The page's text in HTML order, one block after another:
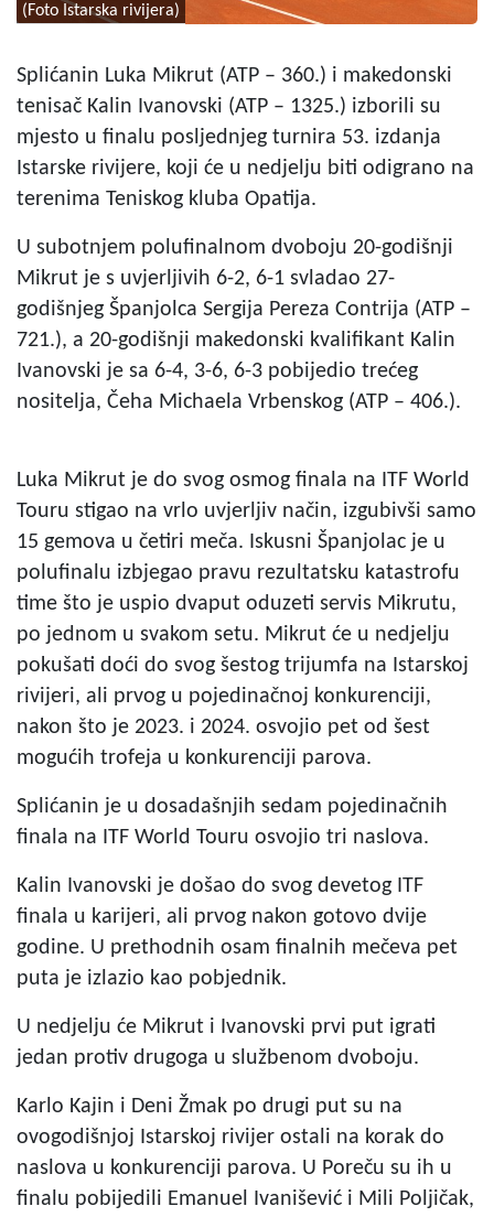
(Foto Istarska rivijera)
Splićanin Luka Mikrut (ATP – 360.) i makedonski
tenisač Kalin Ivanovski (ATP – 1325.) izborili su
mjesto u finalu posljednjeg turnira 53. izdanja
Istarske rivijere, koji će u nedjelju biti odigrano na
terenima Teniskog kluba Opatija.
U subotnjem polufinalnom dvoboju 20-godišnji
Mikrut je s uvjerljivih 6-2, 6-1 svladao 27-
godišnjeg Španjolca Sergija Pereza Contrija (ATP –
721.), a 20-godišnji makedonski kvalifikant Kalin
Ivanovski je sa 6-4, 3-6, 6-3 pobijedio trećeg
nositelja, Čeha Michaela Vrbenskog (ATP – 406.).
Luka Mikrut je do svog osmog finala na ITF World
Touru stigao na vrlo uvjerljiv način, izgubivši samo
15 gemova u četiri meča. Iskusni Španjolac je u
polufinalu izbjegao pravu rezultatsku katastrofu
time što je uspio dvaput oduzeti servis Mikrutu,
po jednom u svakom setu. Mikrut će u nedjelju
pokušati doći do svog šestog trijumfa na Istarskoj
rivijeri, ali prvog u pojedinačnoj konkurenciji,
nakon što je 2023. i 2024. osvojio pet od šest
mogućih trofeja u konkurenciji parova.
Splićanin je u dosadašnjih sedam pojedinačnih
finala na ITF World Touru osvojio tri naslova.
Kalin Ivanovski je došao do svog devetog ITF
finala u karijeri, ali prvog nakon gotovo dvije
godine. U prethodnih osam finalnih mečeva pet
puta je izlazio kao pobjednik.
U nedjelju će Mikrut i Ivanovski prvi put igrati
jedan protiv drugoga u službenom dvoboju.
Karlo Kajin i Deni Žmak po drugi put su na
ovogodišnjoj Istarskoj rivijer ostali na korak do
naslova u konkurenciji parova. U Poreču su ih u
finalu pobijedili Emanuel Ivanišević i Mili Poljičak,